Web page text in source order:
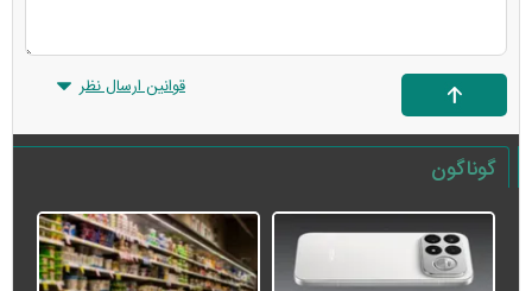
قوانین ارسال نظر
گوناگون